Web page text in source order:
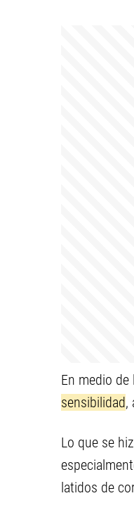
En medio
sensibilidad,
Lo que se
latidos de